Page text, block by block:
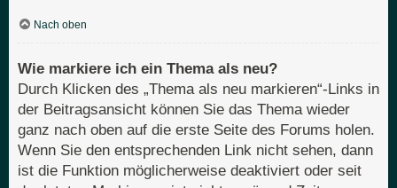
Nach oben
Wie markiere ich ein Thema als neu?
Durch Klicken des „Thema als neu markieren“-Links in
der Beitragsansicht können Sie das Thema wieder
ganz nach oben auf die erste Seite des Forums holen.
Wenn Sie den entsprechenden Link nicht sehen, dann
ist die Funktion möglicherweise deaktiviert oder seit